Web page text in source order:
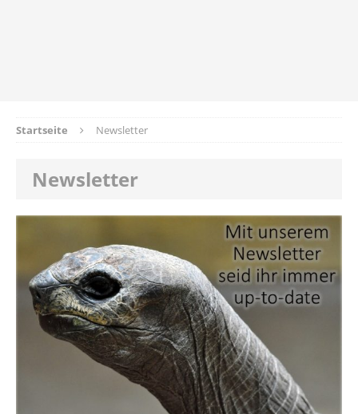
Startseite Newsletter
Newsletter